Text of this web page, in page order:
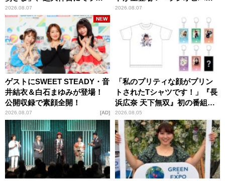
パンプスが合格祈願！
2026.08.07
ー昼ズ』
2026.08.07
ゲストにSWEET STEADY・音
井結衣＆白石まゆみが登場！
公開収録で素顔全開！
2026.08.07
NEW
AD
「私のプリティな顔がプリン
トされたTシャツです！」『長
浜広奈 天下無双』初の番組グ
ッズ発売
2026.08.05